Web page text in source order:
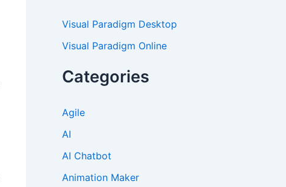
Visual Paradigm Desktop
Visual Paradigm Online
Categories
Agile
AI
AI Chatbot
Animation Maker